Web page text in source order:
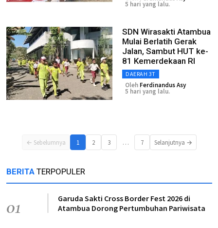
5 hari yang lalu.
SDN Wirasakti Atambua
Mulai Berlatih Gerak
Jalan, Sambut HUT ke-
81 Kemerdekaan RI
DAERAH 3T
Oleh Ferdinandus Asy
5 hari yang lalu.
← Sebelumnya 1 2 3 … 7 Selanjutnya →
BERITA TERPOPULER
01
Garuda Sakti Cross Border Fest 2026 di
Atambua Dorong Pertumbuhan Pariwisata